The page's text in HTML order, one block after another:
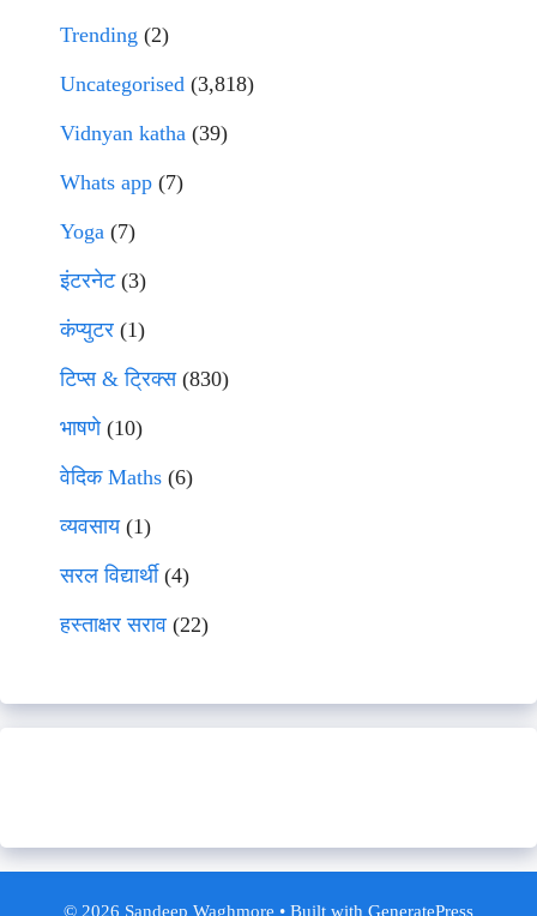
Trending (2)
Uncategorised (3,818)
Vidnyan katha (39)
Whats app (7)
Yoga (7)
इंटरनेट(3)
कंप्युटर (1)
टिप्स & ट्रिक्स(830)
भाषणे(10)
वेदिक Maths (6)
व्यवसाय(1)
सरल विद्यार्थी(4)
हस्ताक्षर सराव (22)
© 2026 Sandeep Waghmore • Built with GeneratePress